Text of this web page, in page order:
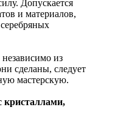
Допускается
и материалов,
из
сделаны, следует
мастерскую.
кристаллами,